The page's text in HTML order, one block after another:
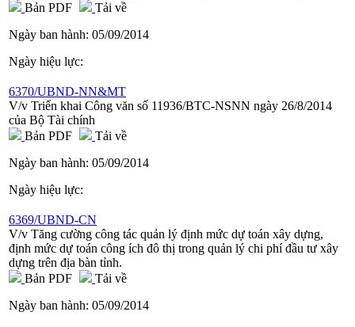
Bản PDF
Tải về
Ngày ban hành: 05/09/2014
Ngày hiệu lực:
6370/UBND-NN&MT
V/v Triển khai Công văn số 11936/BTC-NSNN ngày 26/8/2014
của Bộ Tài chính
Bản PDF
Tải về
Ngày ban hành: 05/09/2014
Ngày hiệu lực:
6369/UBND-CN
V/v Tăng cường công tác quản lý định mức dự toán xây dựng,
định mức dự toán công ích đô thị trong quản lý chi phí đầu tư xây
dựng trên địa bàn tỉnh.
Bản PDF
Tải về
Ngày ban hành: 05/09/2014